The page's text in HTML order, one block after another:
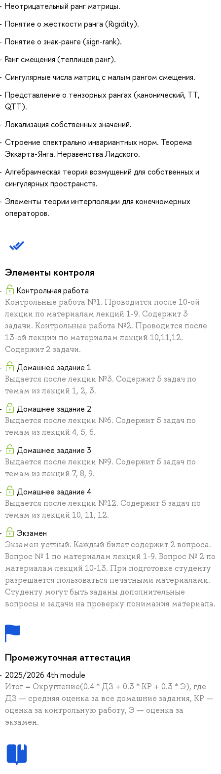
Неотрицательный ранг матрицы.
Понятие о жесткости ранга (Rigidity).
Понятие о знак-ранге (sign-rank).
Ранг смещения (теплицев ранг).
Сингулярные числа матриц с малым рангом смещения.
Представление о тензорных рангах (канонический, TT,
QTT).
Локализация собственных значений.
Строение спектрально инвариантных норм. Теорема
Эккарта-Янга. Неравенства Лидского.
Алгебраическая теория возмущений для собственных и
сингулярных пространств.
Элементы теории интерполяции для конечномерных
операторов.
Элементы контроля
Контрольная работа
Контрольные работа №1. Проводится после 10-ой
лекции по материалам лекций 1-9. Содержит 3
задачи. Контрольные работа №2. Проводится после
13-ой лекции по материалам лекций 10,11,12.
Содержит 2 задачи.
Домашнее задание 1
Выдается после лекции №3. Содержит 5 задач по
темам из лекций 1, 2, 3.
Домашнее задание 2
Выдается после лекции №6. Содержит 5 задач по
темам из лекций 4, 5, 6.
Домашнее задание 3
Выдается после лекции №9. Содержит 5 задач по
темам из лекций 7, 8, 9.
Домашнее задание 4
Выдается после лекции №12. Содержит 5 задач по
темам из лекций 10, 11, 12.
Экзамен
Экзамен устный. Каждый билет содержит 2 вопроса.
Вопрос № 1 по материалам лекций 1-9. Вопрос № 2 по
материалам лекций 10-13. При подготовке студенту
разрешается пользоваться печатными материалами.
Студенту могут быть заданы дополнительные
вопросы и задачи на проверку понимания материала.
Промежуточная аттестация
2025/2026 4th module
Итог = Округление(0.4 * ДЗ + 0.3 * КР + 0.3 * Э), где
ДЗ — средняя оценка за все домашние задания, КР —
оценка за контрольную работу, Э — оценка за
экзамен.